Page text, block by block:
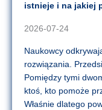
istnieje i na jakiej
2026-07-24
Naukowcy
rozwiązania.
Pomiędzy tymi
ktoś, kto pomoże
Właśnie dlatego